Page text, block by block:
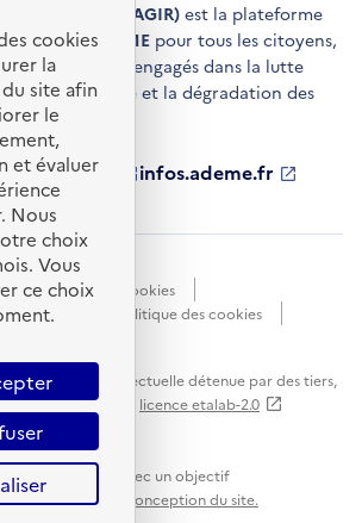
écologique (AGIR) est la plateforme
de l'ADEME pour tous les citoyens,
et territoires engagés dans la lutte
climatique et la dégradation des
infos.ademe.fr
S'ouvre
nouvelle
Gestion des cookies
Plan du site
Politique des cookies
de propriété intellectuelle détenue par des tiers,
sont proposés sous licence etalab-2.0
et développé avec un objectif
plus sur l'écoconception du site.
cookies
la
site afin
le
et évaluer
Nous
choix
Vous
ce choix